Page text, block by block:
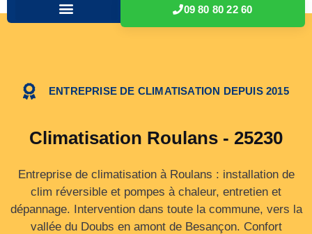
09 80 80 22 60
ENTREPRISE DE CLIMATISATION DEPUIS 2015
Climatisation Roulans - 25230
Entreprise de climatisation à Roulans : installation de
clim réversible et pompes à chaleur, entretien et
dépannage. Intervention dans toute la commune, vers la
vallée du Doubs en amont de Besançon. Confort